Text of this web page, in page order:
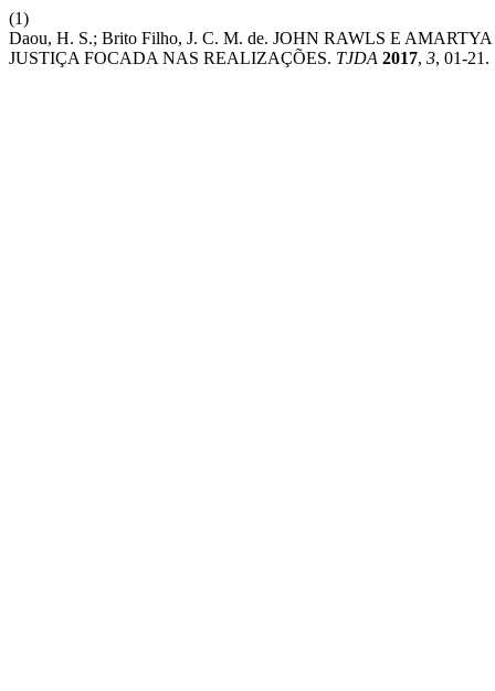
(1)
Daou, H. S.; Brito Filho, J. C. M. de. JOHN RAWLS E
JUSTIÇA FOCADA NAS REALIZAÇÕES. TJDA 2017, 3, 01-21.